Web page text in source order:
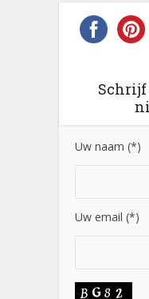
Schrijf
Uw naam (*)
Uw email (*)